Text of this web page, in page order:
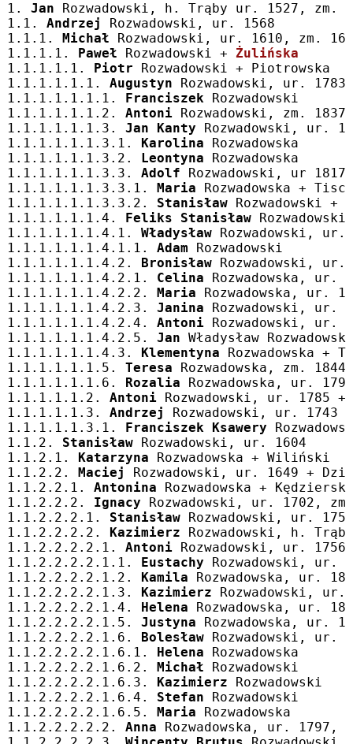
1. Jan Rozwadowski, h. Trąby ur. 1527, zm.
1.1. Andrzej
Rozwadowski, ur. 1568
1.1.1.
Michał Rozwadowski, ur. 1610, zm.
1.1.1.1.
Paweł Rozwadowski + Żulińska
1.1.1.1.1.
Piotr Rozwadowski + Piotrowska
1.1.1.1.1.1. Augustyn Rozwadowski, ur. 1783
1.1.1.1.1.1.1.
Franciszek Rozwadowski
1.1.1.1.1.1.2. Antoni Rozwadowski, zm. 1837
1.1.1.1.1.1.3. Jan Kanty Rozwadowski, ur.
1.1.1.1.1.1.3.1.
Karolina Rozwadowska
1.1.1.1.1.1.3.2.
Leontyna Rozwadowska
1.1.1.1.1.1.3.3. Adolf Rozwadowski, ur 1817
1.1.1.1.1.1.3.3.1.
Maria Rozwadowska +
1.1.1.1.1.1.3.3.2. Stanisław Rozwadowski +
1.1.1.1.1.1.4.
Feliks Stanisław
1.1.1.1.1.1.4.1. Władysław Rozwadowski, ur.
1.1.1.1.1.1.4.1.1. Adam Rozwadowski
1.1.1.1.1.1.4.2.
Bronisław Rozwadowski, ur.
1.1.1.1.1.1.4.2.1. Celina Rozwadowska, ur.
1.1.1.1.1.1.4.2.2.
Maria Rozwadowska, ur.
1.1.1.1.1.1.4.2.3. Janina Rozwadowski, ur.
1.1.1.1.1.1.4.2.4. Antoni Rozwadowski, ur.
1.1.1.1.1.1.4.2.5. Jan Władysław
1.1.1.1.1.1.4.3.
Klementyna Rozwadowska +
1.1.1.1.1.1.5. Teresa Rozwadowska, zm.
1.1.1.1.1.1.6.
Rozalia Rozwadowska, ur.
1.1.1.1.1.2. Antoni Rozwadowski, ur. 1785 +
1.1.1.1.1.3. Andrzej
Rozwadowski, ur. 1743
1.1.1.1.1.3.1.
Franciszek Ksawery
1.1.2. Stanisław Rozwadowski, ur. 1604
1.1.2.1.
Katarzyna Rozwadowska + Wiliński
1.1.2.2.
Maciej
Rozwadowski, ur. 1649 +
1.1.2.2.1. Antonina Rozwadowska + Kędzierski
1.1.2.2.2. Ignacy Rozwadowski, ur. 1702,
1.1.2.2.2.1. Stanisław Rozwadowski, ur.
1.1.2.2.2.2.
Kazimierz Rozwadowski, h.
1.1.2.2.2.2.1. Antoni Rozwadowski, ur.
1.1.2.2.2.2.1.1.
Eustachy Rozwadowski, ur.
1.1.2.2.2.2.1.2.
Kamila Rozwadowska, ur.
1.1.2.2.2.2.1.3.
Kazimierz Rozwadowski,
1.1.2.2.2.2.1.4.
Helena Rozwadowska, ur.
1.1.2.2.2.2.1.5. Justyna Rozwadowska, ur.
1.1.2.2.2.2.1.6.
Bolesław Rozwadowski, ur.
1.1.2.2.2.2.1.6.1.
Helena Rozwadowska
1.1.2.2.2.2.1.6.2.
Michał Rozwadowski
1.1.2.2.2.2.1.6.3.
Kazimierz Rozwadowski
1.1.2.2.2.2.1.6.4. Stefan Rozwadowski
1.1.2.2.2.2.1.6.5.
Maria Rozwadowska
1.1.2.2.2.2.2. Anna Rozwadowska, ur. 1797,